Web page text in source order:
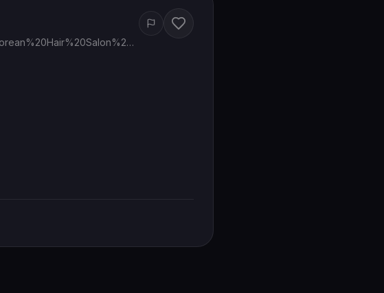
www.google.com/maps/search/?api=1&query=Nicole%27s%20Korean%20Hair%20Salon%202118%20El%20Camino%20Real%20Santa%20Clara